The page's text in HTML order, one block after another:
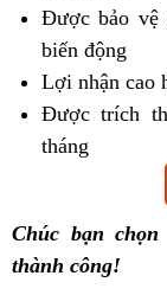
Được bảo vệ
biến động
Lợi nhận cao
Được trích
tháng
Chúc bạn
thành công!